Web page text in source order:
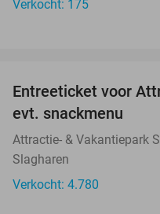
Verkocht: 175
Entreeticket voor
evt. snackmenu
Attractie- & Vakantiepark
Slagharen
Verkocht: 4.780